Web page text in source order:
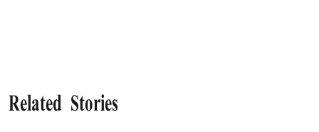
Related Stories